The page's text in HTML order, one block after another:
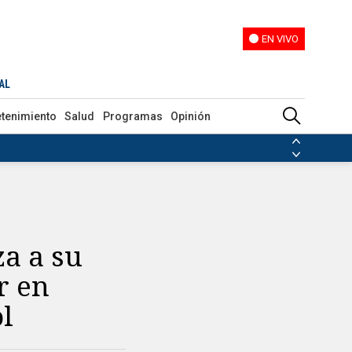
EN VIVO
Salud Programas Opinión
a su
en